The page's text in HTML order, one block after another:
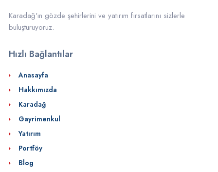
Karadağ'ın gözde şehirlerini ve yatırım fırsatlarını sizlerle
buluşturuyoruz.
Hızlı Bağlantılar
Anasayfa
Hakkımızda
Karadağ
Gayrimenkul
Yatırım
Portföy
Blog